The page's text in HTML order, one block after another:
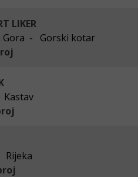
LIKER
Gora - Gorski kotar
Rijeka